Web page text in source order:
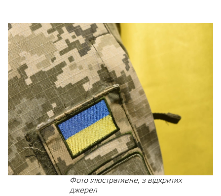
Фото ілюстративне, з відкритих
джерел